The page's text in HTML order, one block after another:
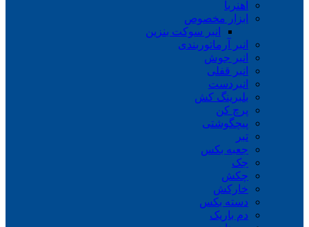
آهنربا
ابزار مخصوص
انبر سوکت بنزین
انبر آرماتوربندی
انبر جوش
انبر قفلی
انبردست
بلبرینگ کش
پرچ کن
پیچگوشتی
تبر
جعبه بکس
جک
چکش
خارکش
دسته بکس
دم باریک